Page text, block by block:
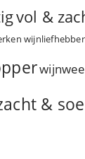
vol &
wijnliefhebber
&